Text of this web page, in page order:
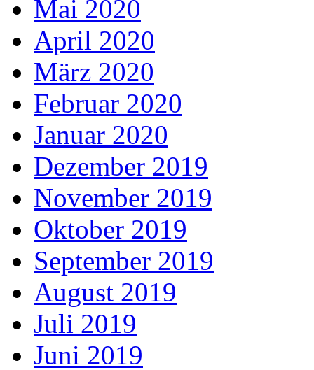
Mai 2020
April 2020
März 2020
Februar 2020
Januar 2020
Dezember 2019
November 2019
Oktober 2019
September 2019
August 2019
Juli 2019
Juni 2019